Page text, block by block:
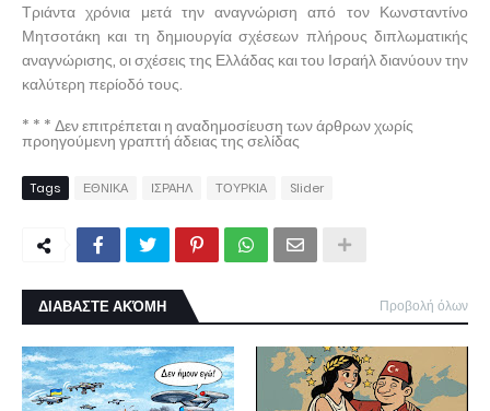
Τριάντα χρόνια μετά την αναγνώριση από τον Κωνσταντίνο
Μητσοτάκη και τη δημιουργία σχέσεων πλήρους διπλωματικής
αναγνώρισης, οι σχέσεις της Ελλάδας και του Ισραήλ διανύουν την
καλύτερη περίοδό τους.
* * * Δεν επιτρέπεται η αναδημοσίευση των άρθρων χωρίς
προηγούμενη γραπτή άδειας της σελίδας
Tags ΕΘΝΙΚΑ ΙΣΡΑΗΛ ΤΟΥΡΚΙΑ Slider
ΔΙΑΒΑΣΤΕ ΑΚΌΜΗ Προβολή όλων